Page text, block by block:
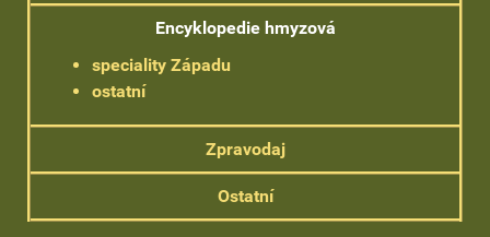
Encyklopedie hmyzová
speciality Západu
ostatní
Zpravodaj
Ostatní